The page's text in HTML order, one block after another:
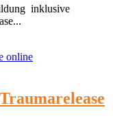
inklusive